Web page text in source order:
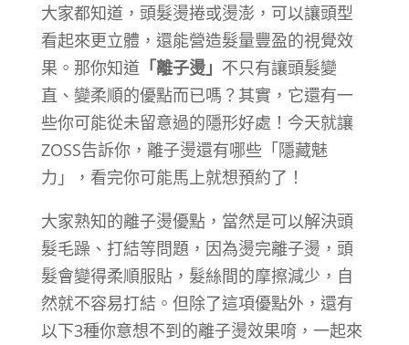
大家都知道，頭髮燙捲或燙澎，可以讓頭型
看起來更立體，還能營造髮量豐盈的視覺效
果。那你知道 「離子燙」 不只有讓頭髮變
直、變柔順的優點而已嗎？其實，它還有一
些你可能從未留意過的隱形好處！今天就讓
ZOSS告訴你，離子燙還有哪些「隱藏魅
力」，看完你可能馬上就想預約了！
大家熟知的離子燙優點，當然是可以解決頭
髮毛躁、打結等問題，因為燙完離子燙，頭
髮會變得柔順服貼，髮絲間的摩擦減少，自
然就不容易打結。但除了這項優點外，還有
以下3種你意想不到的離子燙效果唷，一起來